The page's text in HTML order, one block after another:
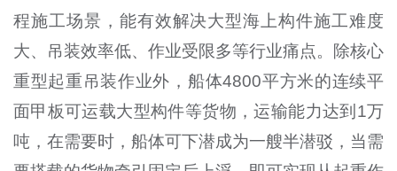
程施工场景，能有效解决大型海上构件施工难度
大、吊装效率低、作业受限多等行业痛点。除核心
重型起重吊装作业外，船体4800平方米的连续平
面甲板可运载大型构件等货物，运输能力达到1万
吨，在需要时，船体可下潜成为一艘半潜驳，当需